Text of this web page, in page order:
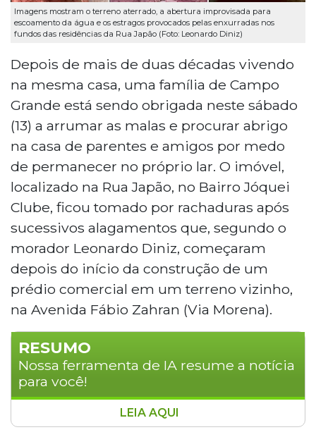
Imagens mostram o terreno aterrado, a abertura improvisada para
escoamento da água e os estragos provocados pelas enxurradas nos
fundos das residências da Rua Japão (Foto: Leonardo Diniz)
Depois de mais de duas décadas vivendo
na mesma casa, uma família de Campo
Grande está sendo obrigada neste sábado
(13) a arrumar as malas e procurar abrigo
na casa de parentes e amigos por medo
de permanecer no próprio lar. O imóvel,
localizado na Rua Japão, no Bairro Jóquei
Clube, ficou tomado por rachaduras após
sucessivos alagamentos que, segundo o
morador Leonardo Diniz, começaram
depois do início da construção de um
prédio comercial em um terreno vizinho,
na Avenida Fábio Zahran (Via Morena).
RESUMO
Nossa ferramenta de IA resume a notícia
para você!
Uma família do Bairro Jóquei Clube, em
LEIA AQUI